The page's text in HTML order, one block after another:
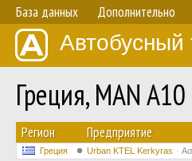
База данных Дополнительно
Автобусный
Греция, MAN
Регион Предприятие
Греция Urban KTEL Kerkyras